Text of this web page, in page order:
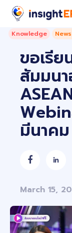
Knowledge
ขอเรี
สัมมน
มีนาค

March 15,